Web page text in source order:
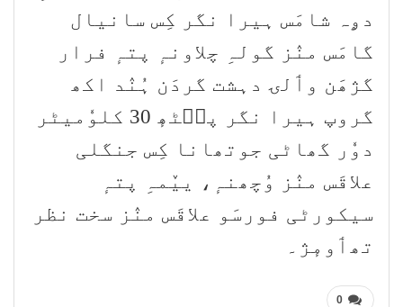
دۄہ شامَس ہیرا نگر کِس سانیال
گامَس منٛز گولہِ چلاونہٕ پتہٕ فرار
گژھَن وٲلۍ دہشت گردَن ہُنٛد اکھ
گروپ ہیرا نگر پٮ۪ٹھٕ 30 کلوٗمیٹر
دوٗر گھاٹی جوتھانا کِس جنگلی
علاقَس منٛز وُچھنہٕ، ییٚمہِ پتہٕ
سیکورٹی فورسَو علاقَس منٛز سخت نظر
تھٲومٕژ۔
0